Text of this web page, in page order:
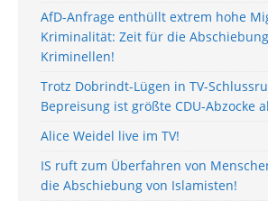
AfD-Anfrage enthüllt extrem hohe
Kriminalität: Zeit für die
Kriminellen!
Trotz Dobrindt-Lügen in TV-
Bepreisung ist größte CDU-Abzocke
Alice Weidel live im TV!
IS ruft zum Überfahren von
die Abschiebung von Islamisten!